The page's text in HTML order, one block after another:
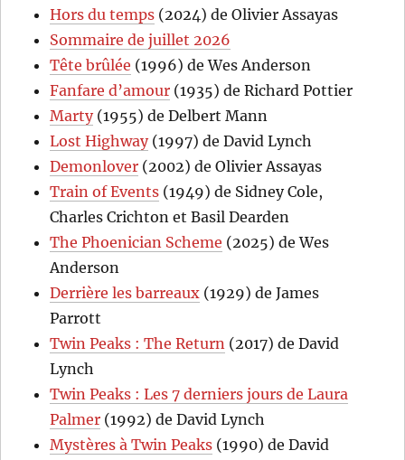
Hors du temps (2024) de Olivier Assayas
Sommaire de juillet 2026
Tête brûlée (1996) de Wes Anderson
Fanfare d’amour (1935) de Richard Pottier
Marty(1955) de Delbert Mann
Lost Highway(1997) de David Lynch
Demonlover (2002) de Olivier Assayas
Train of Events (1949) de Sidney Cole,
Charles Crichton et Basil Dearden
The Phoenician Scheme (2025) de Wes
Anderson
Derrière les barreaux (1929) de James
Parrott
Twin Peaks : The Return (2017) de David
Lynch
Twin Peaks : Les 7 derniers jours de Laura
Palmer (1992) de David Lynch
Mystères à Twin Peaks (1990) de David